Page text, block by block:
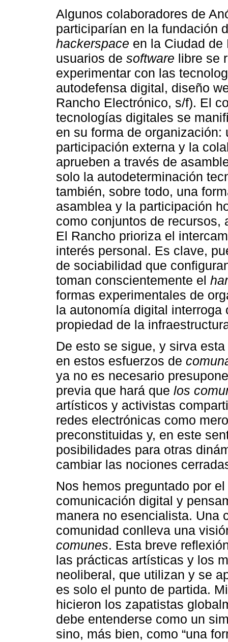
Algunos colaboradores de
participarían en la fundación
hackerspace en la Ciudad
usuarios de software libre se
experimentar con las
autodefensa digital, diseño
Rancho Electrónico, s/f). El
tecnologías digitales se
en su forma de
participación externa y la
aprueben a través de
solo la autodeterminación
también, sobre todo, una
asamblea y la participación
como conjuntos de recursos,
El Rancho prioriza el
interés personal. Es clave,
de sociabilidad que
toman conscientemente el
formas experimentales de
la autonomía digital
propiedad de la
De esto se sigue, y sirva
en estos esfuerzos de
ya no es necesario
previa que hará que los
artísticos y activistas
redes electrónicas como
preconstituidas y, en este
posibilidades para otras
cambiar las nociones
Nos hemos preguntado por
comunicación digital y
manera no esencialista. Una
comunidad conlleva una
comunes. Esta breve
las prácticas artísticas y los
neoliberal, que utilizan y se
es solo el punto de partida.
hicieron los zapatistas
debe entenderse como un
sino, más bien, como “una